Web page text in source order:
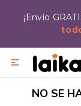
¡Envío

NO SE